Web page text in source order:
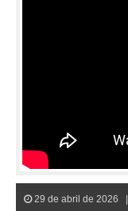
29 de abril de 2026 |